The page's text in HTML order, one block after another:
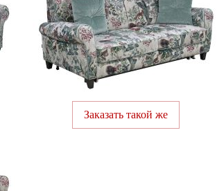
Заказать такой же